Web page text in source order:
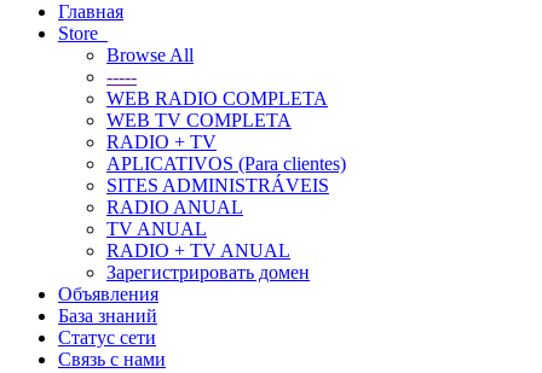
Главная
Store
Browse All
-----
WEB RADIO COMPLETA
WEB TV COMPLETA
RADIO + TV
APLICATIVOS (Para clientes)
SITES ADMINISTRÁVEIS
RADIO ANUAL
TV ANUAL
RADIO + TV ANUAL
Зарегистрировать домен
Объявления
База знаний
Статус сети
Связь с нами